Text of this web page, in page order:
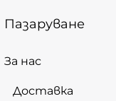
Пазаруване
За нас
Доставка